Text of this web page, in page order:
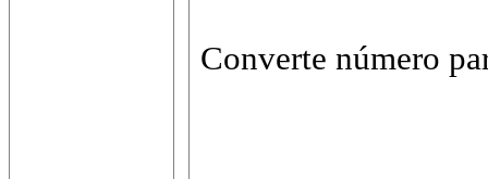
Converte número